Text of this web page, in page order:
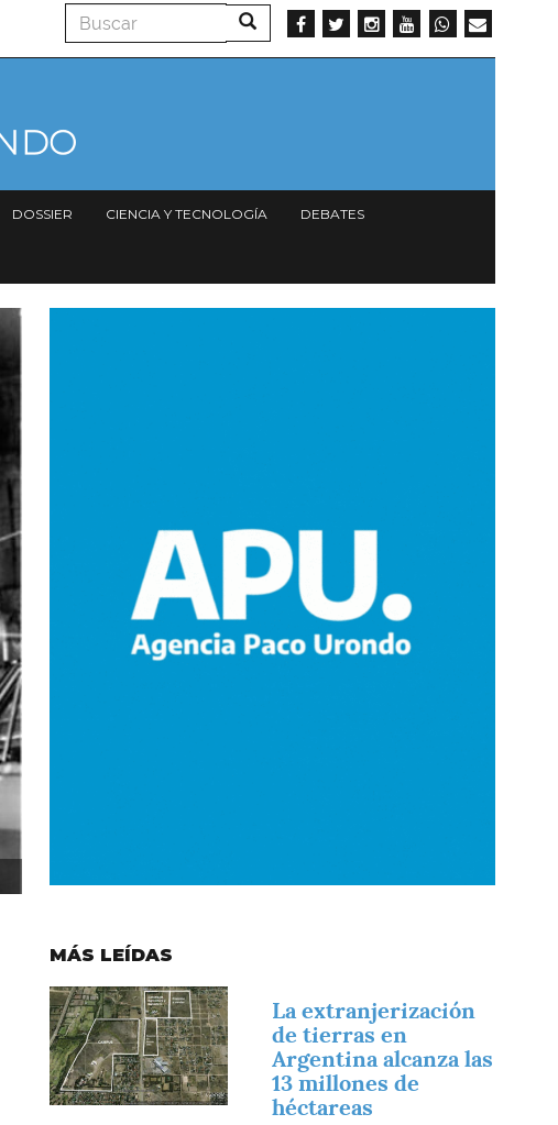
Buscar Buscar
DOSSIER CIENCIA Y TECNOLOGÍA DEBATES
MÁS LEÍDAS
Imagen
La extranjerización
de tierras en
Argentina alcanza las
13 millones de
héctareas